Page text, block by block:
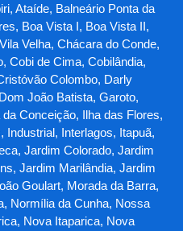
Ataíde, Balneário Ponta da
Boa Vista I, Boa Vista II,
Velha, Chácara do Conde,
Cobi de Cima, Cobilândia,
Colombo, Darly
João Batista, Garoto,
Conceição, Ilha das Flores,
Industrial, Interlagos, Itapuã,
Jardim Colorado, Jardim
Jardim Marilândia, Jardim
Goulart, Morada da Barra,
Normília da Cunha, Nossa
Nova Itaparica, Nova